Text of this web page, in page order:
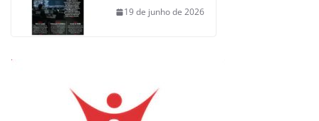
19 de junho de 2026